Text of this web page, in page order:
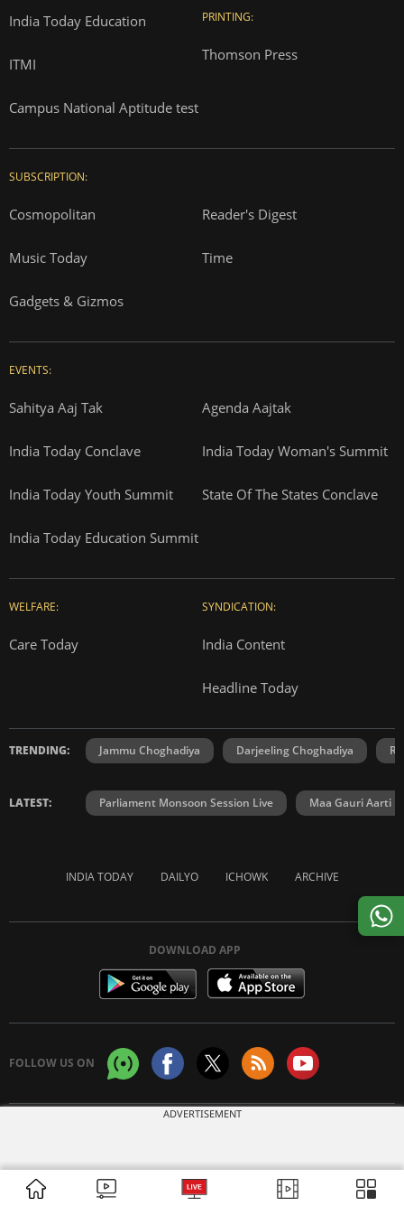
India Today Education
ITMI
Campus National Aptitude test
PRINTING:
Thomson Press
SUBSCRIPTION:
Cosmopolitan Reader's Digest
Music Today Time
Gadgets & Gizmos
EVENTS:
Sahitya Aaj Tak Agenda Aajtak
India Today Conclave India Today Woman's Summit
India Today Youth Summit State Of The States Conclave
India Today Education Summit
WELFARE:
Care Today
SYNDICATION:
India Content
Headline Today
TRENDING: Jammu Choghadiya Darjeeling Choghadiya
LATEST: Parliament Monsoon Session Live Maa Gauri Aarti
INDIA TODAY DAILYO ICHOWK ARCHIVE
DOWNLOAD APP
FOLLOW US ON
ADVERTISEMENT